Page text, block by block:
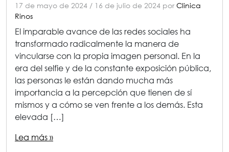
17 de mayo de 2024 / 16 de julio de 2024 porClinica
Rinos
El imparable avance de las redes sociales ha
transformado radicalmente la manera de
vincularse con la propia imagen personal. En la
era del selfie y de la constante exposición pública,
las personas le están dando mucha más
importancia a la percepción que tienen de sí
mismos y a cómo se ven frente a los demás. Esta
elevada […]
Lea más »